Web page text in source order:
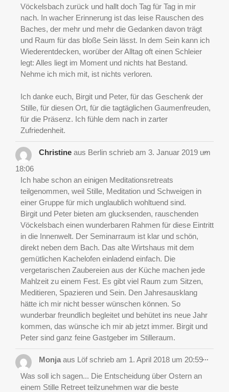
Vöckelsbach zurück und hallt doch Tag für Tag in mir
nach. In wacher Erinnerung ist das leise Rauschen des
Baches, der mehr und mehr die Gedanken davon trägt
und Raum für das bloße Sein lässt. In dem Sein kann ich
Wiederentdecken, worüber der Alltag oft einen Schleier
legt: Alles liegt im Moment und nichts hat Bestand.
Nehme ich mich mit, ist nichts verloren.
Ich danke euch, Birgit und Peter, für das Geschenk der
Stille, für diesen Ort, für die tagtäglichen Gaumenfreuden,
für die Präsenz. Ich fühle dem nach in zarter
Zufriedenheit.
Christine aus Berlin schrieb am 3. Januar 2019 um
18:06
Ich habe schon an einigen Meditationsretreats
teilgenommen, weil Stille, Meditation und Schweigen in
einer Gruppe für mich unglaublich wohltuend sind.
Birgit und Peter bieten am glucksenden, rauschenden
Vöckelsbach einen wunderbaren Rahmen für diese Eintritt
in die Innenwelt. Der Seminarraum ist klar und schön,
direkt neben dem Bach. Das alte Wirtshaus mit dem
gemütlichen Kachelofen einladend einfach. Die
vergetarischen Zaubereien aus der Küche machen jede
Mahlzeit zu einem Fest. Es gibt viel Raum zum Sitzen,
Meditieren, Spazieren und Sein. Den Jahresausklang
hätte ich mir nicht besser wünschen können. So
wunderbar freundlich begleitet und behütet ins neue Jahr
kommen, das wünsche ich mir ab jetzt immer. Birgit und
Peter sind ganz feine Gastgeber im Stilleraum.
...Diese
Monja aus Löf schrieb am 1. April 2018 um 20:59
Was soll ich sagen... Die Entscheidung über Ostern an
einem Stille Retreet teilzunehmen war die beste
...